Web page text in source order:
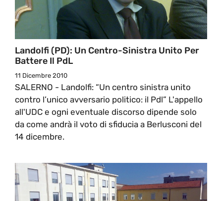
Landolfi (PD): Un Centro-Sinistra Unito Per
Battere Il PdL
11 Dicembre 2010
SALERNO - Landolfi: “Un centro sinistra unito
contro l’unico avversario politico: il Pdl” L'appello
all'UDC e ogni eventuale discorso dipende solo
da come andrà il voto di sfiducia a Berlusconi del
14 dicembre.